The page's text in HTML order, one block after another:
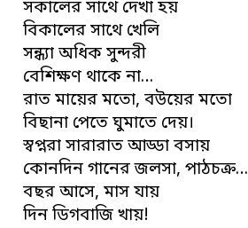
সকালের সাথে দেখা হয়
বিকালের সাথে খেলি
সন্ধ্যা অধিক সুন্দরী
বেশিক্ষণ থাকে না…
রাত মায়ের মতো, বউয়ের মতো
বিছানা পেতে ঘুমাতে দেয়।
স্বপ্নরা সারারাত আড্ডা বসায়
কোনদিন গানের জলসা, পাঠচক্র…
বছর আসে, মাস যায়
দিন ডিগবাজি খায়!